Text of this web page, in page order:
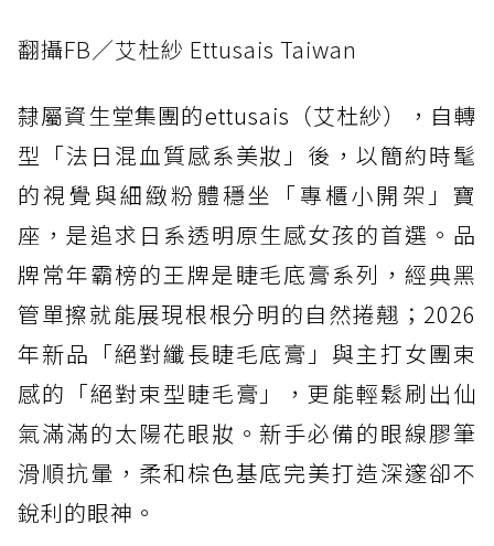
翻攝FB／艾杜紗 Ettusais Taiwan
隸屬資生堂集團的ettusais（艾杜紗），自轉
型「法日混血質感系美妝」後，以簡約時髦
的視覺與細緻粉體穩坐「專櫃小開架」寶
座，是追求日系透明原生感女孩的首選。品
牌常年霸榜的王牌是睫毛底膏系列，經典黑
管單擦就能展現根根分明的自然捲翹；2026
年新品「絕對纖長睫毛底膏」與主打女團束
感的「絕對束型睫毛膏」，更能輕鬆刷出仙
氣滿滿的太陽花眼妝。新手必備的眼線膠筆
滑順抗暈，柔和棕色基底完美打造深邃卻不
銳利的眼神。